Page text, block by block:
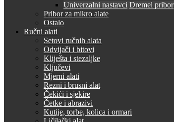
Univerzalni nastavci Dremel pribor
Pribor za mikro alate
Ostalo
Ručni alati
Setovi ručnih alata
Odvijači i bitovi
Kliješta i stezaljke
Ključevi
Mjerni alati
Rezni i brusni alat
Čekići i sjekire
Četke i abrazivi
Kutije, torbe, kolica i ormari